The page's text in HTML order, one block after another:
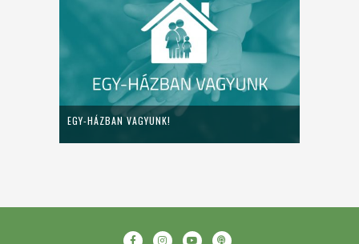
EGY-HÁZBAN VAGYUNK!